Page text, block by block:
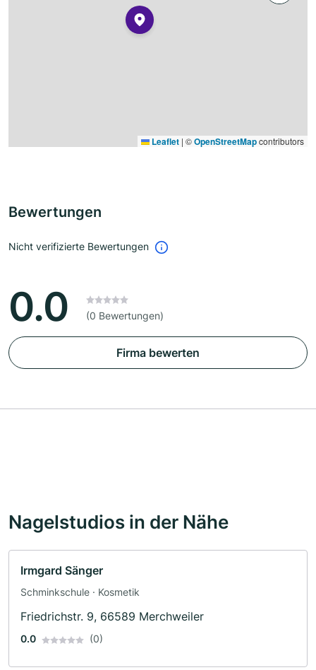
Leaflet | ©OpenStreetMapcontributors
Bewertungen
Nicht verifizierte Bewertungen
0.0 (0 Bewertungen)
Firma bewerten
Nagelstudios in der Nähe
Irmgard Sänger
Schminkschule · Kosmetik
Friedrichstr. 9, 66589 Merchweiler
0.0 (0)